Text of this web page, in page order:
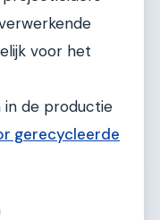
voor het
in de productie
gerecycleerde